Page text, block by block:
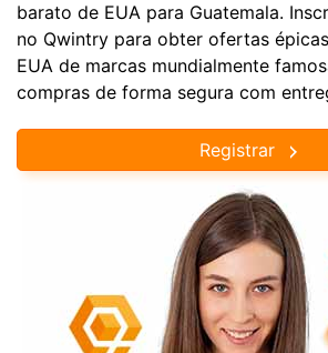
barato de EUA para Guatemala.
no Qwintry para obter ofertas
EUA de marcas mundialmente
compras de forma segura com
Registrar